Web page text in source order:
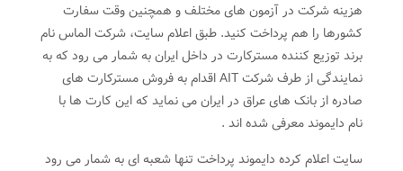
هزینه شرکت در آزمون های مختلف و همچنین وقت سفارت
کشورها را هم پرداخت کنید. طبق اعلام سایت، شرکت الماس نام
برند توزیع کننده مسترکارت در داخل ایران به شمار می رود که به
نمایندگی از طرف شرکت AIT اقدام به فروش مسترکارت های
صادره از بانک های عراق در ایران می نماید که این کارت ها با
نام دایموند معرفی شده اند .
سایت اعلام کرده دایموند پرداخت تنها شعبه ای به شمار می رود